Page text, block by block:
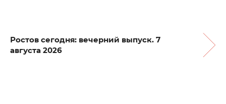
Ростов сегодня: вечерний выпуск. 7
августа 2026